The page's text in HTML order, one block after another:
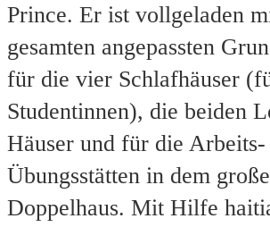
Prince. Er ist vollgeladen
gesamten angepassten
für die vier Schlafhäuser
Studentinnen), die beiden
Häuser und für die Arbeits-
Übungsstätten in dem
Doppelhaus. Mit Hilfe